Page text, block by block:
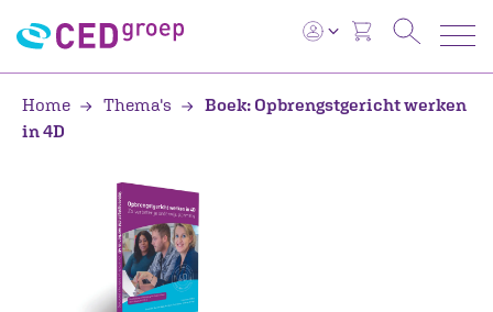
Home Thema's
Boek: Opbrengstgericht werken
in 4D